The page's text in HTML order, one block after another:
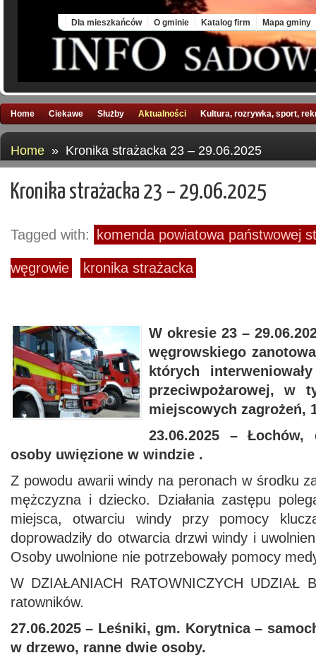
Dla mieszkańców O gminie Katalog firm Mapa gminy
Home Ciekawe Służby Aktualności Kultura, rozrywka, sport,
Home » Kronika strażacka 23 – 29.06.2025
Kronika strażacka 23 – 29.06.2025
Tagged with: komenda powiatowa państwowej
węgrowie kronika strażacka
W okresie 23 –
węgrowskiego
których interweniowały
przeciwpożarowej, w
miejscowych zagrożeń,
23.06.2025 –
osoby uwięzione w windzie .
Z powodu awarii windy na peronach w środku
mężczyzna i dziecko. Działania zastępu
miejsca, otwarciu windy przy pomocy
doprowadziły do otwarcia drzwi windy i
Osoby uwolnione nie potrzebowały pomocy
W DZIAŁANIACH RATOWNICZYCH UDZIAŁ
ratowników.
27.06.2025 – Leśniki, gm. Korytnica –
w drzewo, ranne dwie osoby.